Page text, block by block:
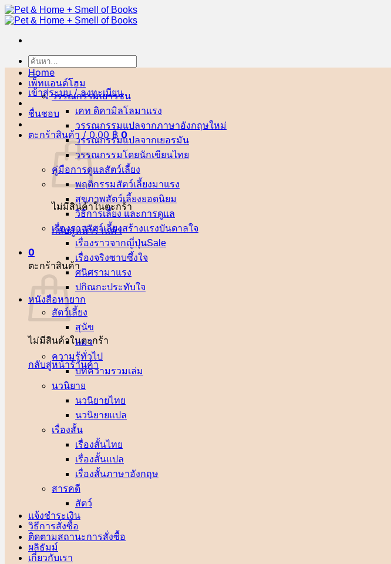
ข้าม
ไป
เนื้อหา
ค้นหา:
เข้าสู่ระบบ / ลงทะเบียน
ชื่นชอบ
ตะกร้าสินค้า / 0.00 ฿ 0
ไม่มีสินค้าในตะกร้า
กลับสู่หน้าร้านค้า
0
ตะกร้าสินค้า
ไม่มีสินค้าในตะกร้า
กลับสู่หน้าร้านค้า
Home
เพ็ทแอนด์โฮม
วรรณกรรมเยาวชน
เคท ดิคามิลโล
วรรณกรรมแปลจากภาษาอังกฤษ
วรรณกรรมแปลจากเยอรมัน
วรรณกรรมโดยนักเขียนไทย
คู่มือการดูแลสัตว์เลี้ยง
พฤติกรรมสัตว์เลี้ยง
สุขภาพสัตว์เลี้ยง
วิธีการเลี้ยง และการดูแล
เรื่องราวสัตว์เลี้ยงสร้างแรงบันดาลใจ
เรื่องราวจากญี่ปุ่น
เรื่องจริงซาบซึ้งใจ
ศนิศรา
ปกิณกะประทับใจ
หนังสือหายาก
สัตว์เลี้ยง
สุนัข
แมว
ความรู้ทั่วไป
บทความรวมเล่ม
นวนิยาย
นวนิยายไทย
นวนิยายแปล
เรื่องสั้น
เรื่องสั้นไทย
เรื่องสั้นแปล
เรื่องสั้นภาษาอังกฤษ
สารคดี
สัตว์
แจ้งชำระเงิน
วิธีการสั่งซื้อ
ติดตามสถานะการสั่งซื้อ
ผลิธัมม์
เกี่ยวกับเรา